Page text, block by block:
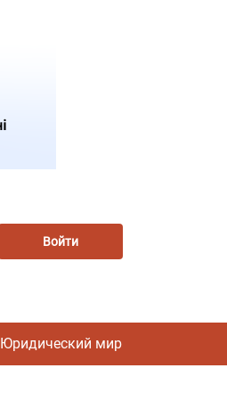
Войти
Юридический мир